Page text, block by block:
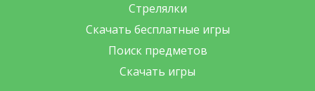
Стрелялки
Скачать бесплатные игры
Поиск предметов
Скачать игры